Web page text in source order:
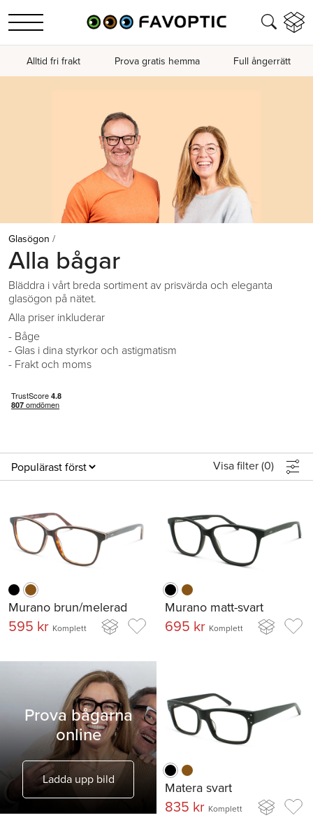
Alltid fri frakt Prova gratis hemma Full ångerrätt
Glasögon /
Alla bågar
Bläddra i vårt breda sortiment av prisvärda och eleganta
glasögon på nätet.
Alla priser inkluderar
- Båge
- Glas i dina styrkor och astigmatism
- Frakt och moms
Visa filter (0)
Murano brun/melerad
595 kr Komplett
Murano matt-svart
695 kr Komplett
Prova bågarna
online
Ladda upp bild Matera svart
835 kr Komplett